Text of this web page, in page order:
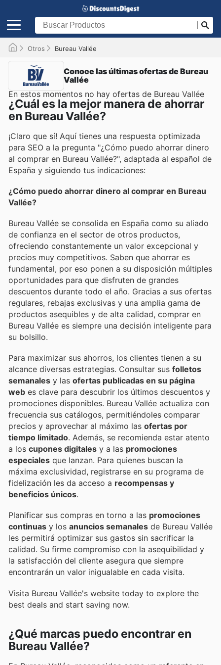
Otros Bureau Vallée
Conoce las últimas ofertas de Bureau
Vallée
En estos momentos no hay ofertas de Bureau Vallée
¿Cuál es la mejor manera de ahorrar
en Bureau Vallée?
¡Claro que sí! Aquí tienes una respuesta optimizada
para SEO a la pregunta "¿Cómo puedo ahorrar dinero
al comprar en Bureau Vallée?", adaptada al español de
España y siguiendo tus indicaciones:
¿Cómo puedo ahorrar dinero al comprar en Bureau
Vallée?
Bureau Vallée se consolida en España como su aliado
de confianza en el sector de otros productos,
ofreciendo constantemente un valor excepcional y
precios muy competitivos. Saben que ahorrar es
fundamental, por eso ponen a su disposición múltiples
oportunidades para que disfruten de grandes
descuentos durante todo el año. Gracias a sus ofertas
regulares, rebajas exclusivas y una amplia gama de
productos asequibles y de alta calidad, comprar en
Bureau Vallée es siempre una decisión inteligente para
su bolsillo.
Para maximizar sus ahorros, los clientes tienen a su
alcance diversas estrategias. Consultar sus folletos
semanales y las ofertas publicadas en su página
web es clave para descubrir los últimos descuentos y
promociones disponibles. Bureau Vallée actualiza con
frecuencia sus catálogos, permitiéndoles comparar
precios y aprovechar al máximo las ofertas por
tiempo limitado. Además, se recomienda estar atento
a los cupones digitales y a las promociones
especiales que lanzan. Para quienes buscan la
máxima exclusividad, registrarse en su programa de
fidelización les da acceso a recompensas y
beneficios únicos.
Planificar sus compras en torno a las promociones
continuas y los anuncios semanales de Bureau Vallée
les permitirá optimizar sus gastos sin sacrificar la
calidad. Su firme compromiso con la asequibilidad y
la satisfacción del cliente asegura que siempre
encontrarán un valor inigualable en cada visita.
Visita Bureau Vallée's website today to explore the
best deals and start saving now.
¿Qué marcas puedo encontrar en
Bureau Vallée?